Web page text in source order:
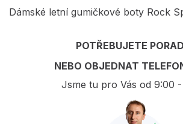
Dámské letní gumičkové boty Rock
POTŘEBUJETE
NEBO OBJEDNAT
Jsme tu pro Vás od 9:00 -